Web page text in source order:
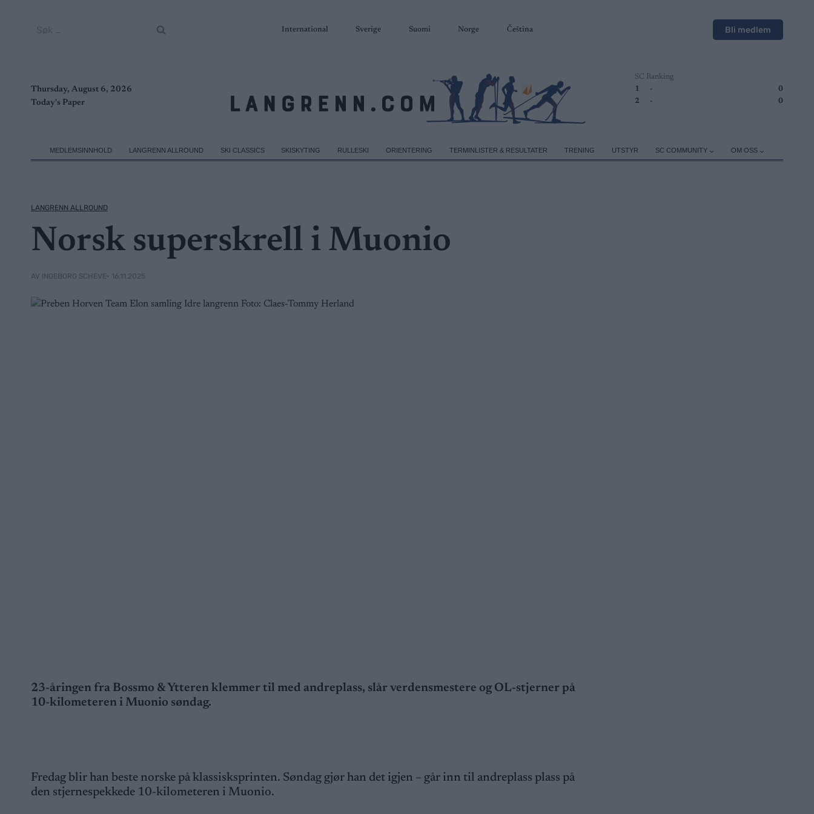
International Sverige Suomi Norge Čeština Bli medlem
Thursday, August 6, 2026
Today's Paper
SC Ranking
1
-
0
2
- 0
MEDLEMSINNHOLD LANGRENN ALLROUND SKI CLASSICS SKISKYTING RULLESKI ORIENTERING TERMINLISTER & RESULTATER TRENING UTSTYR SC COMMUNITY OM OSS
LANGRENN ALLROUND
Norsk superskrell i Muonio
AV INGEBORG SCHEVE• 16.11.2025
23-åringen fra Bossmo & Ytteren klemmer til med andreplass, slår verdensmestere og OL-stjerner på
10-kilometeren i Muonio søndag.
Fredag blir han beste norske på klassisksprinten. Søndag gjør han det igjen – går inn til andreplass plass på
den stjernespekkede 10-kilometeren i Muonio.